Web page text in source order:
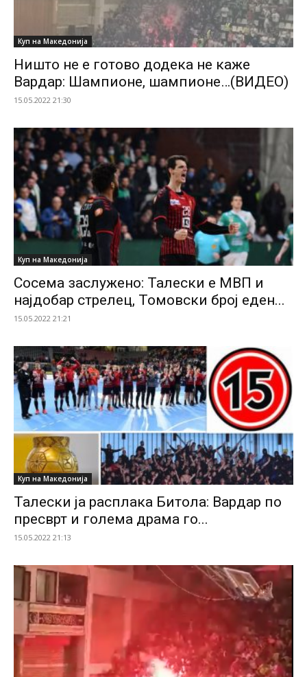
Куп на Македонија
Ништо не е готово додека не каже
Вардар: Шампионе, шампионе…(ВИДЕО)
15.05.2022 21:30
Куп на Македонија
Сосема заслужено: Талески е МВП и
најдобар стрелец, Томовски број еден...
15.05.2022 21:21
Куп на Македонија
Талески ја расплака Битола: Вардар по
пресврт и голема драма го...
15.05.2022 21:13